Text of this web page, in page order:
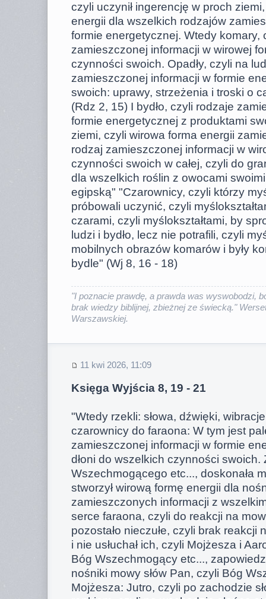
czyli uczynił ingerencję w proch
energii dla wszelkich rodzajów
formie energetycznej. Wtedy komary,
zamieszczonej informacji w wirowej
czynności swoich. Opadły, czyli na
zamieszczonej informacji w formie
swoich: uprawy, strzeżenia i troski o
(Rdz 2, 15) I bydło, czyli rodzaje
formie energetycznej z produktami
ziemi, czyli wirowa forma energii
rodzaj zamieszczonej informacji w
czynności swoich w całej, czyli do
dla wszelkich roślin z owocami
egipską" "Czarownicy, czyli którzy
próbowali uczynić, czyli
czarami, czyli myślokształtami, by
ludzi i bydło, lecz nie potrafili, czyli
mobilnych obrazów komarów i były
bydle" (Wj 8, 16 - 18)
"I poznacie prawdę, a prawda was wyswobodzi,
brak wiedzy biblijnej, zbieżnej ze świecką."
Warszawskiej.
11 kwi 2026, 11:09
Księga Wyjścia 8, 19 - 21
"Wtedy rzekli: słowa, dźwięki,
czarownicy do faraona: W tym jest
zamieszczonej informacji w formie
dłoni do wszelkich czynności swoich.
Wszechmogącego etc..., doskonała
stworzył wirową formę energii dla
zamieszczonych informacji z
serce faraona, czyli do reakcji na
pozostało nieczułe, czyli brak reakcji
i nie usłuchał ich, czyli Mojżesza i
Bóg Wszechmogący etc...,
nośniki mowy słów Pan, czyli Bóg
Mojżesza: Jutro, czyli po zachodzie